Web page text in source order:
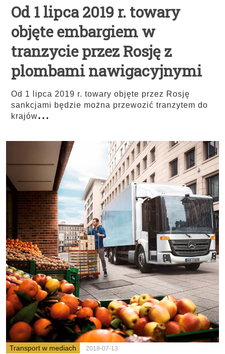
Od 1 lipca 2019 r. towary
objęte embargiem w
tranzycie przez Rosję z
plombami nawigacyjnymi
Od 1 lipca 2019 r. towary objęte przez Rosję
sankcjami będzie można przewozić tranzytem do
krajów...
Transport w mediach 2018-07-13